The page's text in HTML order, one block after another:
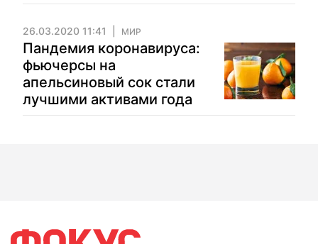
26.03.2020 11:41 МИР
Пандемия коронавируса:
фьючерсы на
апельсиновый сок стали
лучшими активами года